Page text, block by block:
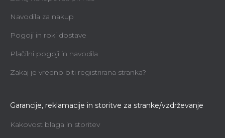
Navodila za nakup
Pogoji in roki dostave
Plačilni pogoji in navodila
Zakaj je vredno biti registrirana stranka?
Garancije, reklamacije in storitve za stranke/vzdrževanje
Kakovost blaga in storitev